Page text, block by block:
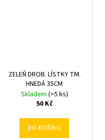
ZELEŇ DROB. LÍSTKY TM.
HNEDÁ 35CM
Skladem (>5 ks)
50 Kč
DO KOŠÍKU